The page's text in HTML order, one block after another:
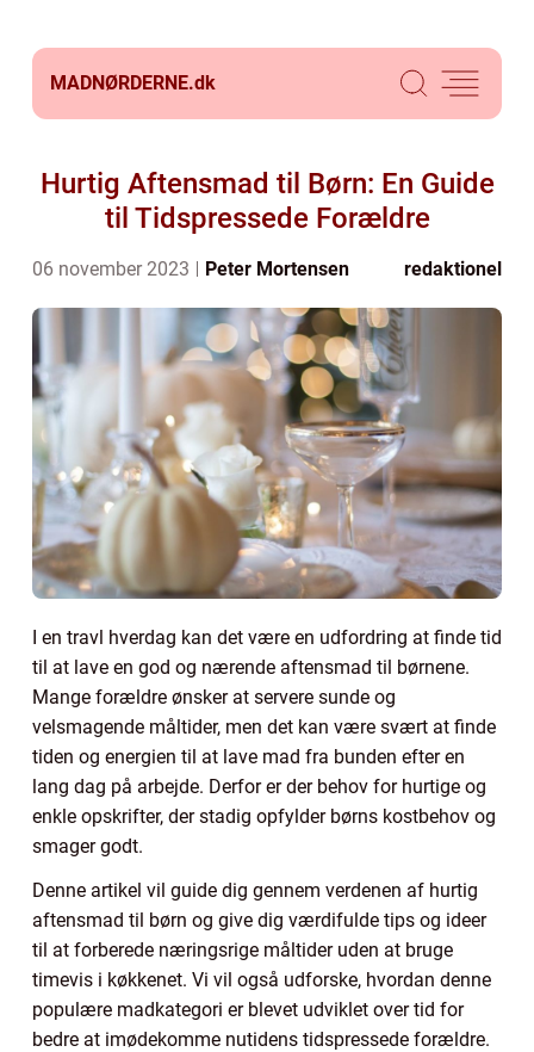
MADNØRDERNE.dk
Hurtig Aftensmad til Børn: En Guide
til Tidspressede Forældre
06 november 2023 Peter Mortensen redaktionel
I en travl hverdag kan det være en udfordring at finde tid
til at lave en god og nærende aftensmad til børnene.
Mange forældre ønsker at servere sunde og
velsmagende måltider, men det kan være svært at finde
tiden og energien til at lave mad fra bunden efter en
lang dag på arbejde. Derfor er der behov for hurtige og
enkle opskrifter, der stadig opfylder børns kostbehov og
smager godt.
Denne artikel vil guide dig gennem verdenen af hurtig
aftensmad til børn og give dig værdifulde tips og ideer
til at forberede næringsrige måltider uden at bruge
timevis i køkkenet. Vi vil også udforske, hvordan denne
populære madkategori er blevet udviklet over tid for
bedre at imødekomme nutidens tidspressede forældre.